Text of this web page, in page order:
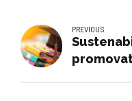
PREVIOUS